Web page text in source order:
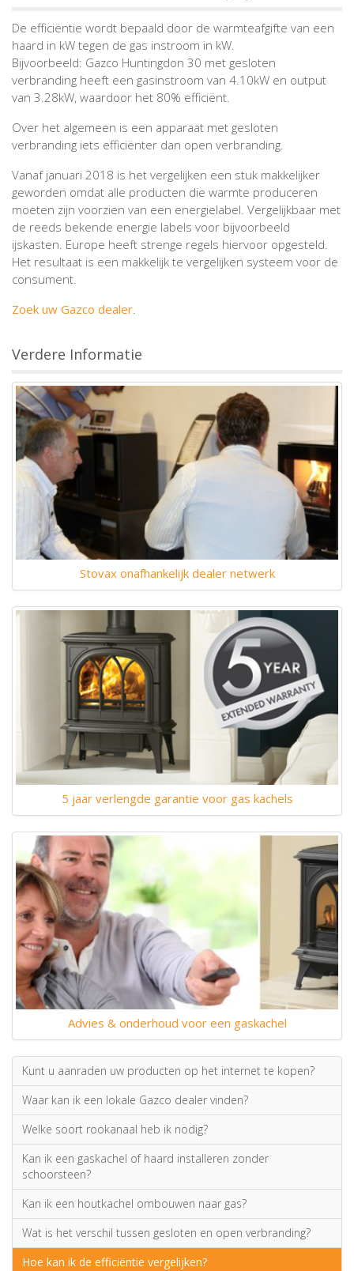
De efficiëntie wordt bepaald door de warmteafgifte van een
haard in kW tegen de gas instroom in kW.
Bijvoorbeeld: Gazco Huntingdon 30 met gesloten
verbranding heeft een gasinstroom van 4.10kW en output
van 3.28kW, waardoor het 80% efficiënt.
Over het algemeen is een apparaat met gesloten
verbranding iets efficiënter dan open verbranding.
Vanaf januari 2018 is het vergelijken een stuk makkelijker
geworden omdat alle producten die warmte produceren
moeten zijn voorzien van een energielabel. Vergelijkbaar met
de reeds bekende energie labels voor bijvoorbeeld
ijskasten. Europe heeft strenge regels hiervoor opgesteld.
Het resultaat is een makkelijk te vergelijken systeem voor de
consument.
Zoek uw Gazco dealer
Verdere Informatie
Stovax onafhankelijk dealer netwerk
5 jaar verlengde garantie voor gas kachels
Advies & onderhoud voor een gaskachel
Kunt u aanraden uw producten op het internet te kopen?
Waar kan ik een lokale Gazco dealer vinden?
Welke soort rookanaal heb ik nodig?
Kan ik een gaskachel of haard installeren zonder
schoorsteen?
Kan ik een houtkachel ombouwen naar gas?
Wat is het verschil tussen gesloten en open verbranding?
Hoe kan ik de efficiëntie vergelijken?